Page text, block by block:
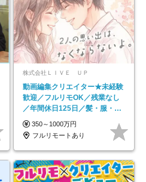
株式会社ＬＩＶＥ ＵＰ
動画編集クリエイター★未経験
歓迎／フルリモOK／残業なし
／年間休日125日／髪・服・ネ
イル自由／研修充実で安心
350～1000万円
フルリモートあり